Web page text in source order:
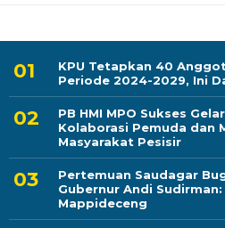
KPU Tetapkan 40
Periode 2024-2029, Ini
PB HMI MPO Sukses
Kolaborasi Pemuda dan
Masyarakat Pesisir
Pertemuan Saudagar
Gubernur Andi
Mappideceng